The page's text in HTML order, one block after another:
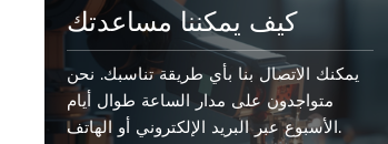
كيف يمكننا مساعدتك
يمكنك الاتصال بنا بأي طريقة تناسبك. نحن
متواجدون على مدار الساعة طوال أيام
الأسبوع عبر البريد الإلكتروني أو الهاتف.